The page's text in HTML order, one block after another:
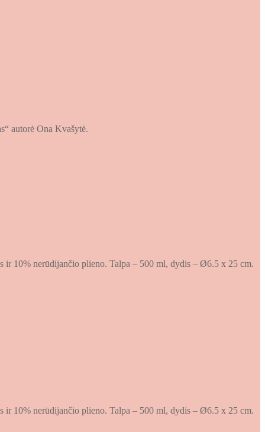
autorė Ona Kvašytė.
ir 10% nerūdijančio plieno. Talpa – 500 ml, dydis – Ø6.5 x 25 cm.
ir 10% nerūdijančio plieno. Talpa – 500 ml, dydis – Ø6.5 x 25 cm.